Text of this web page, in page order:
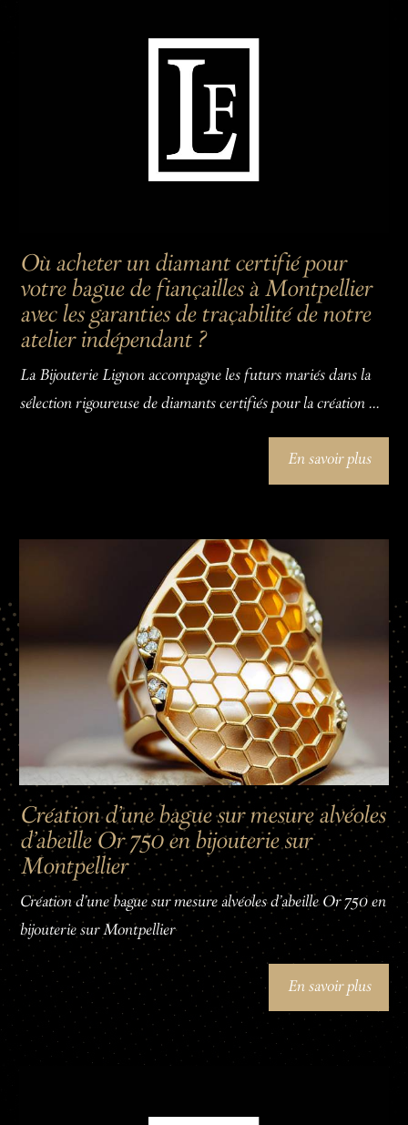
Où acheter un diamant certifié pour
votre bague de fiançailles à Montpellier
avec les garanties de traçabilité de notre
atelier indépendant ?
La Bijouterie Lignon accompagne les futurs mariés dans la
sélection rigoureuse de diamants certifiés pour la création ...
En savoir plus
Création d'une bague sur mesure alvéoles
d'abeille Or 750 en bijouterie sur
Montpellier
Création d'une bague sur mesure alvéoles d'abeille Or 750 en
bijouterie sur Montpellier
En savoir plus